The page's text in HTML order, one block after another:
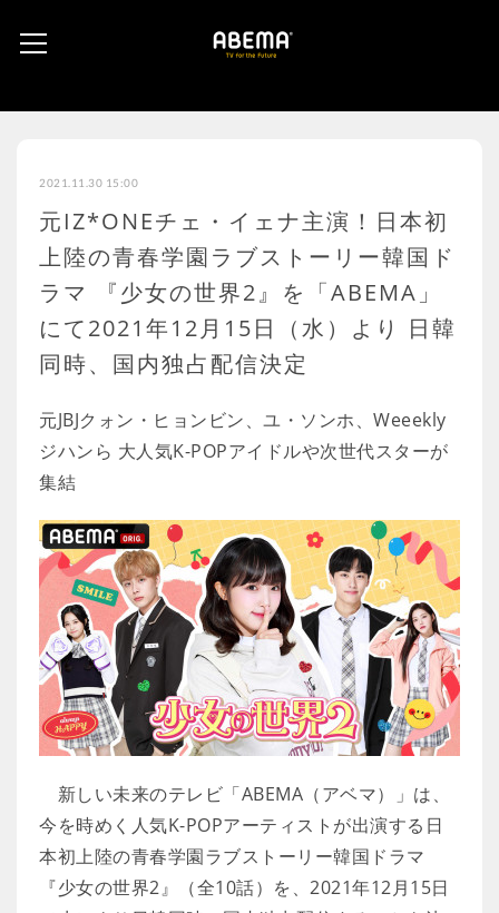
2021.11.30 15:00
元IZ*ONEチェ・イェナ主演！日本初
上陸の青春学園ラブストーリー韓国ド
ラマ 『少女の世界2』を「ABEMA」
にて2021年12月15日（水）より 日韓
同時、国内独占配信決定
元JBJクォン・ヒョンビン、ユ・ソンホ、Weeekly
ジハンら 大人気K-POPアイドルや次世代スターが
集結
新しい未来のテレビ「ABEMA（アベマ）」は、
今を時めく人気K-POPアーティストが出演する日
本初上陸の青春学園ラブストーリー韓国ドラマ
『少女の世界2』（全10話）を、2021年12月15日